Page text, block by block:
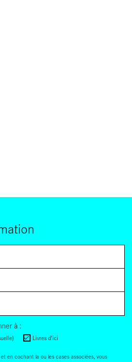
à :
Livres d'ici
en cochant la ou les cases associées, vous